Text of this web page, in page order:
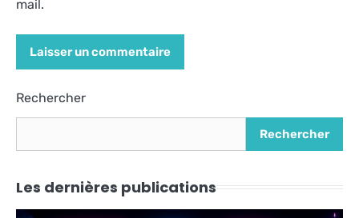
mail.
Alternative:
Rechercher
Rechercher
Les dernières publications